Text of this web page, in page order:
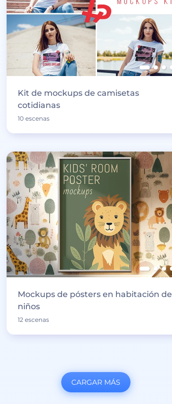
Kit de mockups de camisetas
cotidianas
10 escenas
Mockups de pósters en habitación de
niños
12 escenas
CARGAR MÁS